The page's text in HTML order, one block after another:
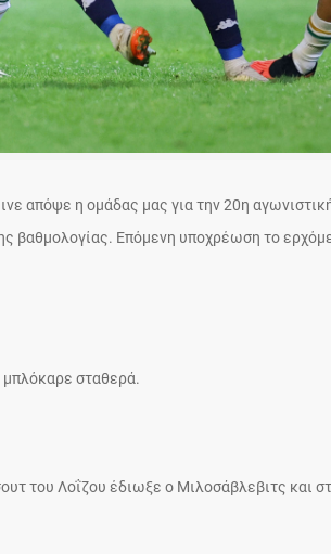
απόψε η ομάδας μας για την 20η
βαθμολογίας. Επόμενη υποχρέωση το
μπλόκαρε σταθερά.
του Λοΐζου έδιωξε ο Μιλοσάβλεβιτς και